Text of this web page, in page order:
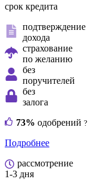
срок кредита
подтверждение
дохода
страхование
по желанию
без
поручителей
без
залога
73% одобрений ?
Подробнее
рассмотрение
1-3 дня